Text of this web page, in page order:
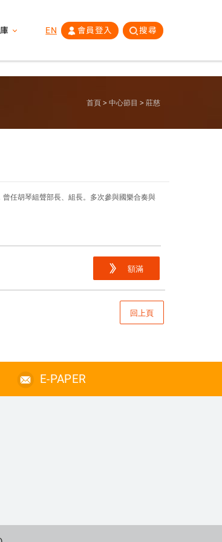
EN 會員登入 搜尋
首頁 中心節目 莊慈
任胡琴組聲部長、組長。多次參與國樂合奏與
額滿
回上頁
E-PAPER